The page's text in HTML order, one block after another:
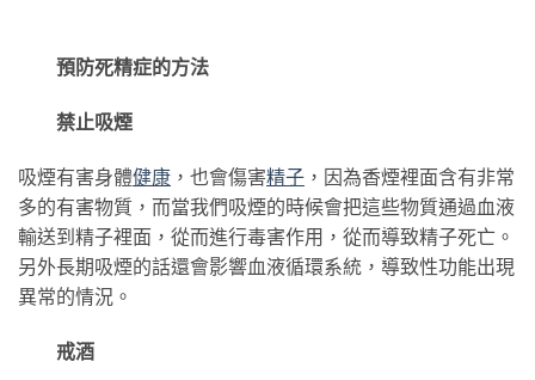
預防死精症的方法
禁止吸煙
吸煙有害身體健康 ，也會傷害精子 ，因為香煙裡面含有非常
多的有害物質，而當我們吸煙的時候會把這些物質通過血液
輸送到精子裡面，從而進行毒害作用，從而導致精子死亡。
另外長期吸煙的話還會影響血液循環系統，導致性功能出現
異常的情況。
戒酒